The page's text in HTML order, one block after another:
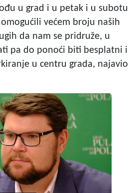
u grad i u petak i u subotu
većem broju naših
da nam se pridruže, u
pa do ponoći biti besplatni i
u centru grada, najavio